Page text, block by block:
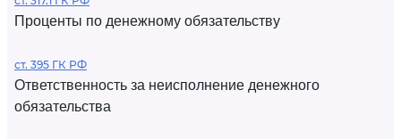
Проценты по денежному обязательству
ст. 395 ГК РФ
Ответственность за неисполнение денежного
обязательства